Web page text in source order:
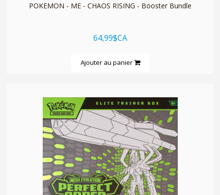
POKEMON - ME - CHAOS RISING - Booster Bundle
64,99$CA
Ajouter au panier